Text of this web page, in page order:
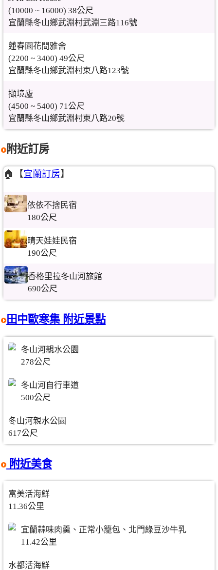
(10000 ~ 16000) 38公尺
宜蘭縣冬山鄉武淵村武淵三路116號
蓮春園花間雅舍
(2200 ~ 3400) 49公尺
宜蘭縣冬山鄉武淵村東八路123號
擷境廬
(4500 ~ 5400) 71公尺
宜蘭縣冬山鄉武淵村東八路20號
附近訂房
🏠【宜蘭訂房】
依依不捨民宿
180公尺
晴天娃娃民宿
190公尺
香格里拉冬山河旅館
690公尺
田中歐寒集 附近景點
冬山河親水公園
278公尺
冬山河自行車道
500公尺
冬山河親水公園
617公尺
附近美食
富美活海鮮
11.36公里
宜蘭蒜味肉羹、正常小籠包、北門綠豆沙牛乳
11.42公里
水都活海鮮